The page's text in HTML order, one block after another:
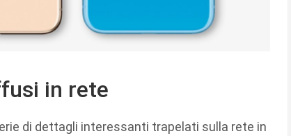
in rete
di dettagli interessanti trapelati sulla rete in